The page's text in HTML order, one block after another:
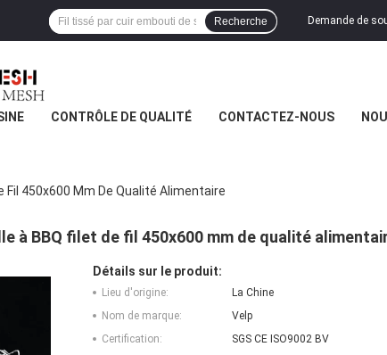
Demande de
Recherche
CONTRÔLE DE QUALITÉ CONTACTEZ-NOUS
Fil 450x600 Mm De Qualité Alimentaire
à BBQ filet de fil 450x600 mm de qualité
Détails sur le produit:
Lieu d'origine:
La Chine
Nom de marque:
Velp
Certification:
SGS CE ISO9002 BV